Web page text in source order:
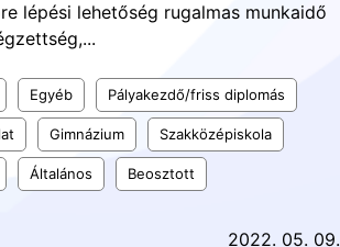
lépési lehetőség rugalmas munkaidő
Egyéb Pályakezdő/friss diplomás
Gimnázium Szakközépiskola
Általános Beosztott
2022. 05. 09.